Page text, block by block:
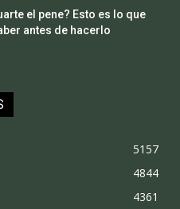
el pene? Esto es lo que
antes de hacerlo
5157
4844
4361